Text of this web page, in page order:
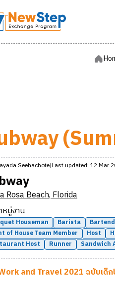
Seehachote|Last updated: 12 Mar
Rosa Beach,Florida
มู่งาน
Houseman Barista
of House Team Member
Host
Host
Runner Sandwich
and Travel 2021 ฉบับเด็